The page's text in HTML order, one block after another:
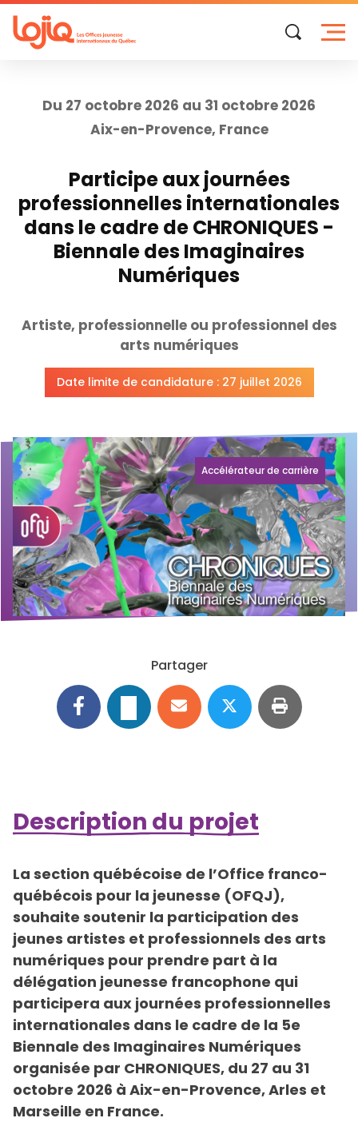
Skip
to
content
Du 27 octobre 2026 au 31 octobre 2026
Aix-en-Provence, France
Participe aux journées
professionnelles internationales
dans le cadre de CHRONIQUES -
Biennale des Imaginaires
Numériques
Artiste, professionnelle ou professionnel des
arts numériques
Date limite de candidature : 27 juillet 2026
Accélérateur de carrière
Partager
Description du projet
La section québécoise de l’Office franco-
québécois pour la jeunesse (OFQJ),
souhaite soutenir la participation des
jeunes artistes et professionnels des arts
numériques pour prendre part à la
délégation jeunesse francophone qui
participera aux journées professionnelles
internationales dans le cadre de la 5e
Biennale des Imaginaires Numériques
organisée par CHRONIQUES, du 27 au 31
octobre 2026 à Aix-en-Provence, Arles et
Marseille en France.